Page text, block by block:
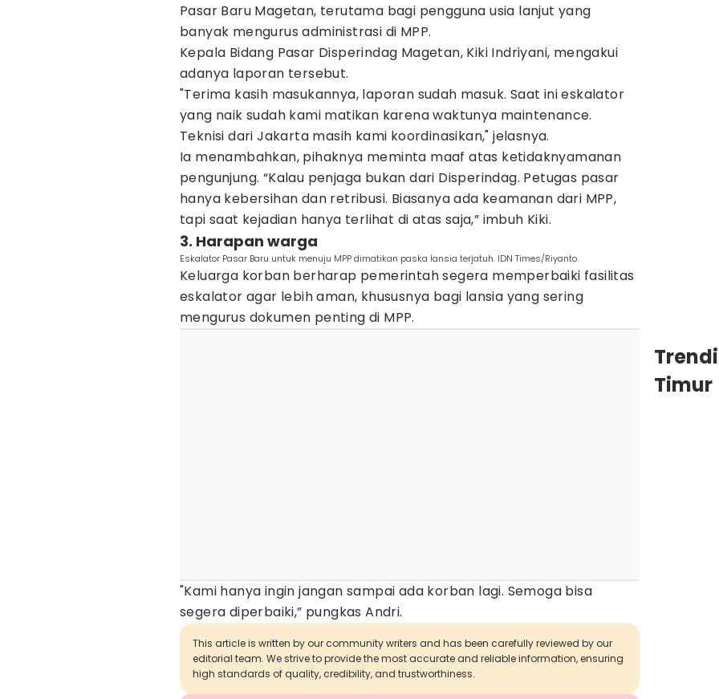
Pasar Baru Magetan, terutama bagi pengguna usia lanjut yang
banyak mengurus administrasi di MPP.
Kepala Bidang Pasar Disperindag Magetan, Kiki Indriyani, mengakui
adanya laporan tersebut.
"Terima kasih masukannya, laporan sudah masuk. Saat ini eskalator
yang naik sudah kami matikan karena waktunya maintenance.
Teknisi dari Jakarta masih kami koordinasikan," jelasnya.
Ia menambahkan, pihaknya meminta maaf atas ketidaknyamanan
pengunjung. “Kalau penjaga bukan dari Disperindag. Petugas pasar
hanya kebersihan dan retribusi. Biasanya ada keamanan dari MPP,
tapi saat kejadian hanya terlihat di atas saja,” imbuh Kiki.
3. Harapan warga
Eskalator Pasar Baru untuk menuju MPP dimatikan paska lansia terjatuh. IDN Times/Riyanto.
Keluarga korban berharap pemerintah segera memperbaiki fasilitas
eskalator agar lebih aman, khususnya bagi lansia yang sering
mengurus dokumen penting di MPP.
"Kami hanya ingin jangan sampai ada korban lagi. Semoga bisa
segera diperbaiki,” pungkas Andri.
This article is written by our community writers and has been carefully reviewed by our
editorial team. We strive to provide the most accurate and reliable information, ensuring
high standards of quality, credibility, and trustworthiness.
Timur